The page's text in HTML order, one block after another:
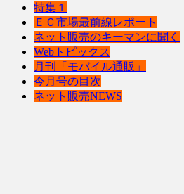
特集１
ＥＣ市場最前線レポート
ネット販売のキーマンに聞く
Webトピックス
月刊「モバイル通販」
今月号の目次
ネット販売NEWS